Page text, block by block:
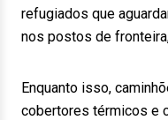
refugiados que
nos postos de
Enquanto isso,
cobertores térmicos e